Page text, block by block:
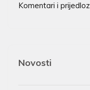
Komentari i
Novosti